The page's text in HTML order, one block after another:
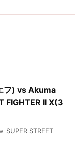
フ) vs Akuma
FIGHTER II X(3
SUPER STREET